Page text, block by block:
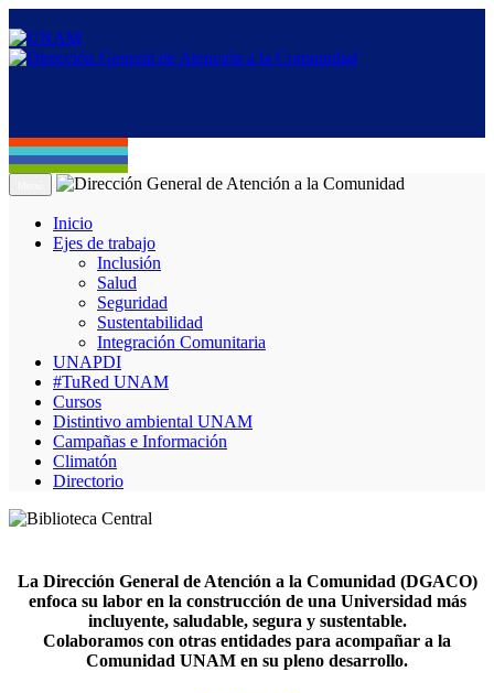
Inicio
Ejes de trabajo
Inclusión
Salud
Seguridad
Sustentabilidad
Integración Comunitaria
UNAPDI
#TuRed UNAM
Cursos
Distintivo ambiental UNAM
Campañas e Información
Climatón
Directorio
La Dirección General de Atención a la Comunidad (DGACO)
enfoca su labor en la construcción de una Universidad más
incluyente, saludable, segura y sustentable.
Colaboramos con otras entidades para acompañar a la
Comunidad UNAM en su pleno desarrollo.